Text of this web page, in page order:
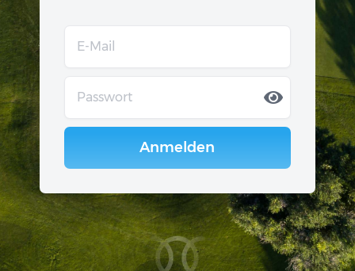
Anmelden